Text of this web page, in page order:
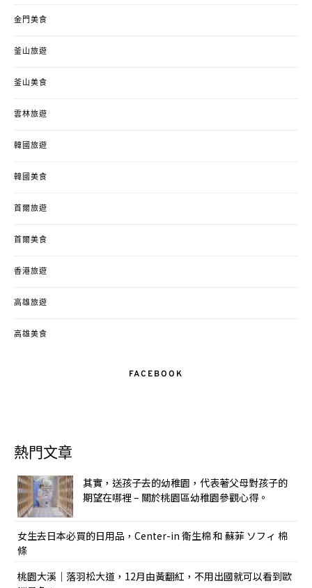
金門美食
釜山旅遊
釜山美食
雲林旅遊
韓國旅遊
韓國美食
首爾旅遊
首爾美食
香港旅遊
高雄旅遊
高雄美食
FACEBOOK
熱門文章
其實，送孩子去的幼稚園，代表著父母對孩子的
期望在哪裡 – 關於桃園區幼稚園參觀心得。
女生去日本必買的日用品，Center-in 衛生棉 和 蘇菲 ソフィ 棉
條
桃園大溪｜落羽松大道，12月由黃翻紅，不用出國就可以看到歐